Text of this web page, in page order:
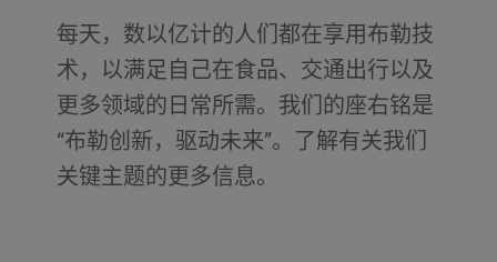
每天，数以亿计的人们都在享用布勒技
术，以满足自己在食品、交通出行以及
更多领域的日常所需。我们的座右铭是
“布勒创新，驱动未来”。了解有关我们
关键主题的更多信息。